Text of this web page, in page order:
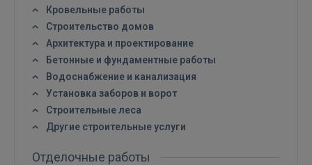
Кровельные работы
Строительство домов
Архитектура и проектирование
Бетонные и фундаментные работы
Водоснабжение и канализация
Установка заборов и ворот
Строительные леса
Другие строительные услуги
Отделочные работы